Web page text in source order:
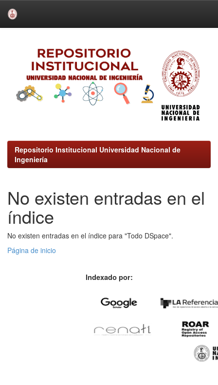
Repositorio Institucional Universidad Nacional de
Ingeniería
No existen entradas en el
índice
No existen entradas en el índice para "Todo DSpace".
Página de inicio
Indexado por: